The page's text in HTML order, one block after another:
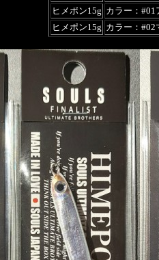
ヒメポン15g カラー：#01
ヒメポン15g カラー：#02